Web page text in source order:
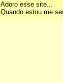
Adoro esse site...
Quando estou me